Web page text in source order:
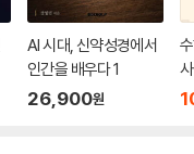
AI 시대, 신약성경에서
인간을 배우다 1
26,900원